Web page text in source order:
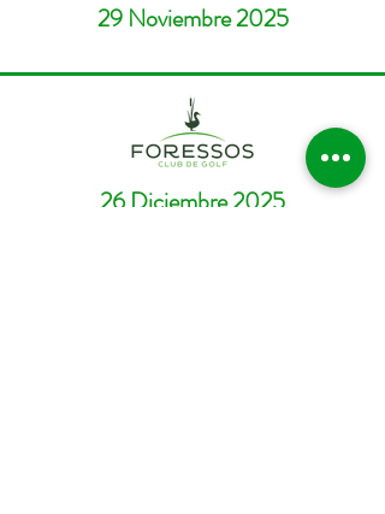
29 Noviembre 2025
26 Diciembre 2025